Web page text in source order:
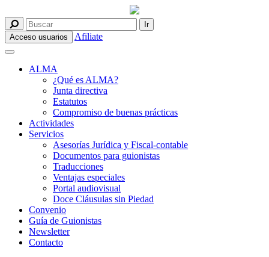
Acceso usuarios Afiliate
ALMA
¿Qué es ALMA?
Junta directiva
Estatutos
Compromiso de buenas prácticas
Actividades
Servicios
Asesorías Jurídica y Fiscal-contable
Documentos para guionistas
Traducciones
Ventajas especiales
Portal audiovisual
Doce Cláusulas sin Piedad
Convenio
Guía de Guionistas
Newsletter
Contacto